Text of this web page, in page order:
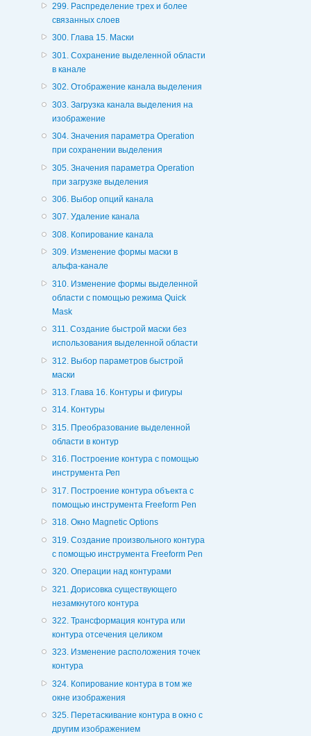
299. Распределение трех и более
связанных слоев
300. Глава 15. Маски
301. Сохранение выделенной области
в канале
302. Отображение канала выделения
303. Загрузка канала выделения на
изображение
304. Значения параметра Operation
при сохранении выделения
305. Значения параметра Operation
при загрузке выделения
306. Выбор опций канала
307. Удаление канала
308. Копирование канала
309. Изменение формы маски в
альфа-канале
310. Изменение формы выделенной
области с помощью режима Quick
Mask
311. Создание быстрой маски без
использования выделенной области
312. Выбор параметров быстрой
маски
313. Глава 16. Контуры и фигуры
314. Контуры
315. Преобразование выделенной
области в контур
316. Построение контура с помощью
инструмента Реп
317. Построение контура объекта с
помощью инструмента Freeform Pen
318. Окно Magnetic Options
319. Создание произвольного контура
с помощью инструмента Freeform Pen
320. Операции над контурами
321. Дорисовка существующего
незамкнутого контура
322. Трансформация контура или
контура отсечения целиком
323. Изменение расположения точек
контура
324. Копирование контура в том же
окне изображения
325. Перетаскивание контура в окно с
другим изображением